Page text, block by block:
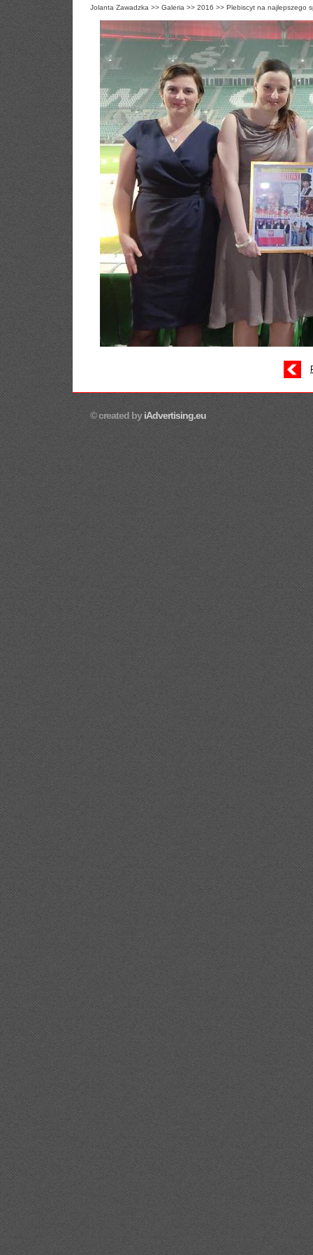
Jolanta Zawadzka >> Galeria >> 2016 >> Plebiscyt na najlepszego
© created byiAdvertising.eu